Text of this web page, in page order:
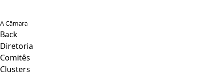
A Câmara
Back
Diretoria
Comitês
Clusters